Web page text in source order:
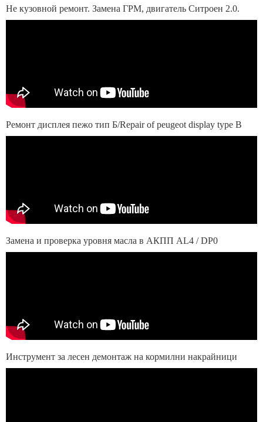
Не кузовной ремонт. Замена ГРМ, двигатель Ситроен 2.0.
Ремонт дисплея пежо тип Б/Repair of peugeot display type B
Замена и проверка уровня масла в АКПП AL4 / DP0
Инструмент за лесен демонтаж на кормилни накрайници